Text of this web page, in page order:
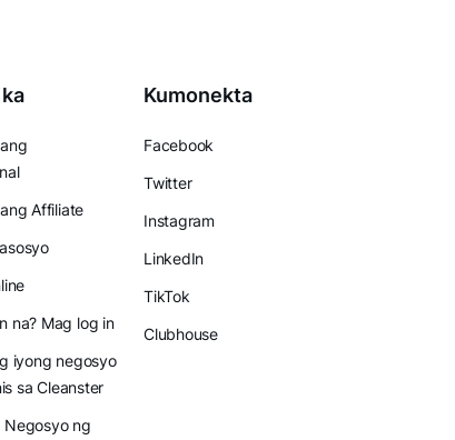
Affiliate
na? Mag log in
iyong negosyo
sa Cleanster
Negosyo ng
Kumonekta
Facebook
Twitter
Instagram
LinkedIn
TikTok
Clubhouse